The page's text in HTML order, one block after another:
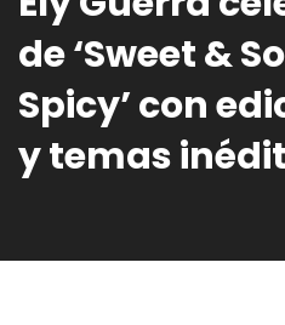
de ‘Sweet &
Spicy’ con
y temas